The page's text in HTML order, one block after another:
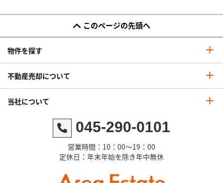
このページの先頭へ
物件を探す
不動産売却について
当社について
045-290-0101
営業時間：10：00～19：00
定休日：年末年始を除き年中無休